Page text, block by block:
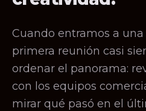
Cuando entramos a
primera reunión casi
ordenar el panorama:
con los equipos
mirar qué pasó en el